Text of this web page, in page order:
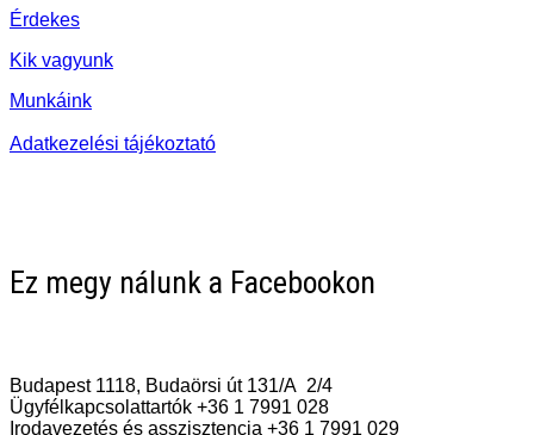
Érdekes
Kik vagyunk
Munkáink
Adatkezelési tájékoztató
Ez megy nálunk a Facebookon
Budapest 1118, Budaörsi út 131/A 2/4
Ügyfélkapcsolattartók +36 1 7991 028
Irodavezetés és asszisztencia +36 1 7991 029